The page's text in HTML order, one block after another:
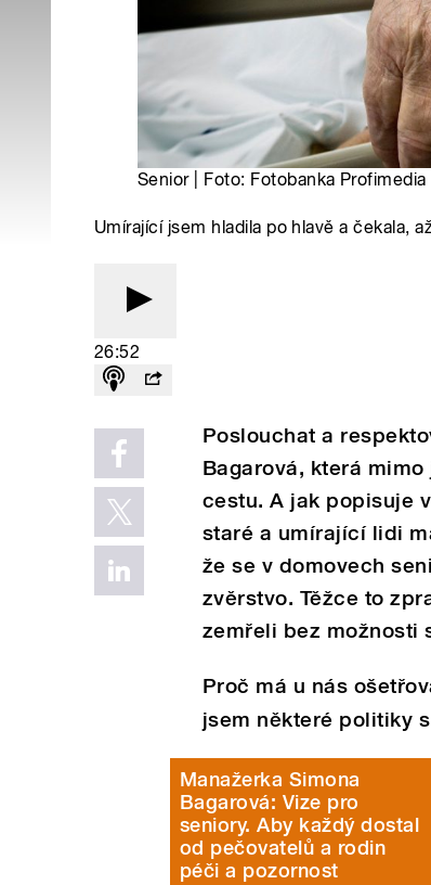
Senior | Foto: Fotobanka Profimedia
Umírající jsem hladila po hlavě a čekala,
26:52
Poslouchat a
Bagarová, která
cestu. A jak popisuje
staré a umírající lidi
že se v domovech
zvěrstvo. Těžce to
zemřeli bez možnosti
Proč má u nás
jsem některé politiky
Manažerka Simona
Bagarová: Vize pro
seniory. Aby každý dostal
od pečovatelů a rodin
péči a pozornost